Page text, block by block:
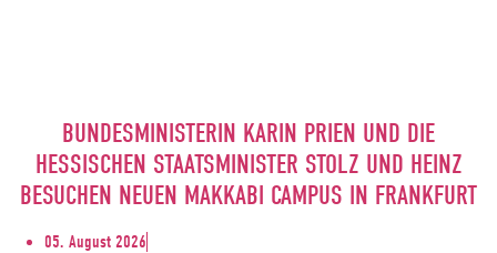
BUNDESMINISTERIN KARIN PRIEN UND DIE
HESSISCHEN STAATSMINISTER STOLZ UND HEINZ
BESUCHEN NEUEN MAKKABI CAMPUS IN FRANKFURT
05. August 2026